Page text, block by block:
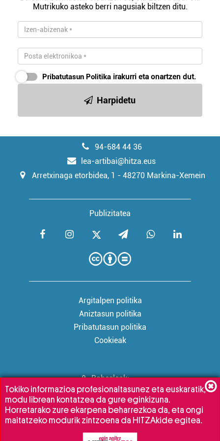
Mutrikuko asteko berri nagusiak biltzen ditu.
Pribatutasun Politika irakurri eta onartzen dut.
Harpidetu
94-684 44 36
lea-artibai@hitza.eus
Arretxinaga etorbidea, 1 - 48270 Markina-Xemein
Publizitatea
Argitalpen politika
Aniztasun politika
Pribatutasun politika
Cookieak
Babesleak:
Tokiko informazioa profesionaltasunez eta euskaratik,
modu librean kontatzea da gure eginkizuna.
Horretarako zure ekarpena beharrezkoa da, eta ongi
maitatzeko modurik zintzoena da HITZAkide egitea.